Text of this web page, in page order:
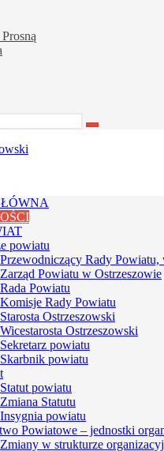
Szukaj
powiatu
Przewodniczący Rady
Zarząd Powiatu w Ostrzeszowie
Rada Powiatu
Komisje Rady Powiatu
Starosta Ostrzeszowski
Wicestarosta Ostrzeszowski
Sekretarz powiatu
Skarbnik powiatu
Statut powiatu
Zmiana Statutu
Insygnia powiatu
Powiatowe – jednostki
Zmiany w strukturze